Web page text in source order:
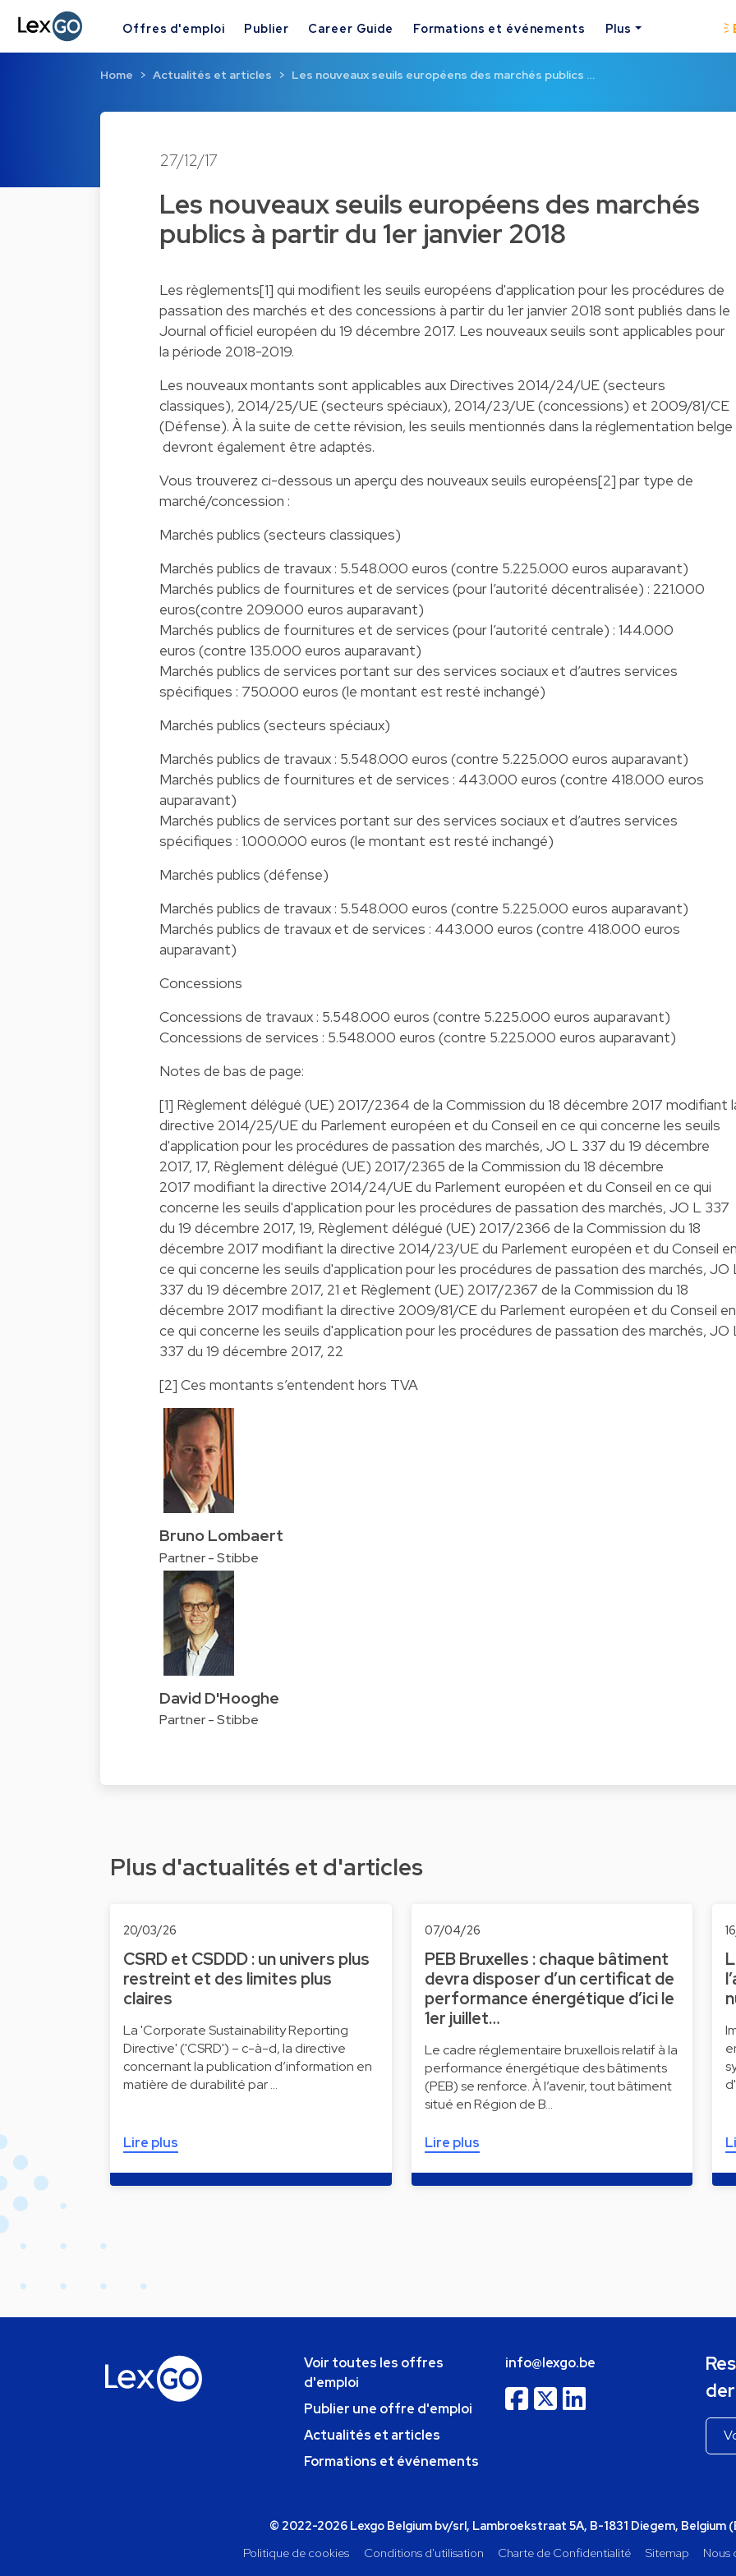
Offres d'emploi Publier Career Guide Formations et événements Plus
Home Actualités et articles Les nouveaux seuils européens des marchés publics …
27/12/17
Les nouveaux seuils européens des marchés
publics à partir du 1er janvier 2018
Les règlements[1] qui modifient les seuils européens d'application pour les procédures de
passation des marchés et des concessions à partir du 1er janvier 2018 sont publiés dans le
Journal officiel européen du 19 décembre 2017. Les nouveaux seuils sont applicables pour
la période 2018-2019.
Les nouveaux montants sont applicables aux Directives 2014/24/UE (secteurs
classiques), 2014/25/UE (secteurs spéciaux), 2014/23/UE (concessions) et 2009/81/CE
(Défense). À la suite de cette révision, les seuils mentionnés dans la réglementation belge
devront également être adaptés.
Vous trouverez ci-dessous un aperçu des nouveaux seuils européens[2] par type de
marché/concession :
Marchés publics (secteurs classiques)
Marchés publics de travaux : 5.548.000 euros (contre 5.225.000 euros auparavant)
Marchés publics de fournitures et de services (pour l’autorité décentralisée) : 221.000
euros(contre 209.000 euros auparavant)
Marchés publics de fournitures et de services (pour l’autorité centrale) : 144.000
euros (contre 135.000 euros auparavant)
Marchés publics de services portant sur des services sociaux et d’autres services
spécifiques : 750.000 euros (le montant est resté inchangé)
Marchés publics (secteurs spéciaux)
Marchés publics de travaux : 5.548.000 euros (contre 5.225.000 euros auparavant)
Marchés publics de fournitures et de services : 443.000 euros (contre 418.000 euros
auparavant)
Marchés publics de services portant sur des services sociaux et d’autres services
spécifiques : 1.000.000 euros (le montant est resté inchangé)
Marchés publics (défense)
Marchés publics de travaux : 5.548.000 euros (contre 5.225.000 euros auparavant)
Marchés publics de travaux et de services : 443.000 euros (contre 418.000 euros
auparavant)
Concessions
Concessions de travaux : 5.548.000 euros (contre 5.225.000 euros auparavant)
Concessions de services : 5.548.000 euros (contre 5.225.000 euros auparavant)
Notes de bas de page:
[1] Règlement délégué (UE) 2017/2364 de la Commission du 18 décembre 2017 modifiant
directive 2014/25/UE du Parlement européen et du Conseil en ce qui concerne les seuils
d'application pour les procédures de passation des marchés, JO L 337 du 19 décembre
2017, 17, Règlement délégué (UE) 2017/2365 de la Commission du 18 décembre
2017 modifiant la directive 2014/24/UE du Parlement européen et du Conseil en ce qui
concerne les seuils d'application pour les procédures de passation des marchés, JO L 337
du 19 décembre 2017, 19, Règlement délégué (UE) 2017/2366 de la Commission du 18
décembre 2017 modifiant la directive 2014/23/UE du Parlement européen et du Conseil en
ce qui concerne les seuils d'application pour les procédures de passation des marchés, JO
337 du 19 décembre 2017, 21 et Règlement (UE) 2017/2367 de la Commission du 18
décembre 2017 modifiant la directive 2009/81/CE du Parlement européen et du Conseil en
ce qui concerne les seuils d'application pour les procédures de passation des marchés, JO
337 du 19 décembre 2017, 22
[2] Ces montants s’entendent hors TVA
Bruno Lombaert
Partner - Stibbe
David D'Hooghe
Partner - Stibbe
Plus d'actualités et d'articles
20/03/26
CSRD et CSDDD : un univers plus
restreint et des limites plus
claires
La 'Corporate Sustainability Reporting
Directive' ('CSRD') – c-à-d, la directive
concernant la publication d’information en
matière de durabilité par …
Lire plus
07/04/26
PEB Bruxelles : chaque bâtiment
devra disposer d’un certificat de
performance énergétique d’ici le
1er juillet…
Le cadre réglementaire bruxellois relatif à la
performance énergétique des bâtiments
(PEB) se renforce. À l’avenir, tout bâtiment
situé en Région de B…
Lire plus
Voir toutes les offres
d'emploi
Publier une offre d'emploi
Actualités et articles
Formations et événements
info@lexgo.be
© 2022-2026 Lexgo Belgium bv/srl, Lambroekstraat 5A, B-1831 Diegem, Belgium
Politique de cookies
Conditions d'utilisation Charte de Confidentialité Sitemap Nous